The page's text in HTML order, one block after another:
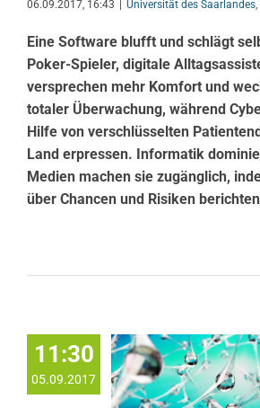
06.09.2017, 16:43 Universität des Saarlandes,
Eine Software blufft und schlägt
Poker-Spieler, digitale
versprechen mehr Komfort und
totaler Überwachung, während
Hilfe von verschlüsselten
Land erpressen. Informatik
Medien machen sie zugänglich,
über Chancen und Risiken
11:30
05.09.2017